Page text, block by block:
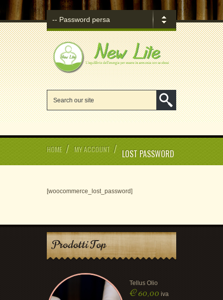
HOME / MY ACCOUNT / LOST PASSWORD
[woocommerce_lost_password]
Prodotti Top
Tellus Olio
€60,00 iva